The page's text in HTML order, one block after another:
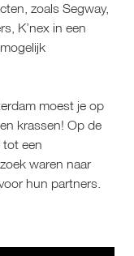
zoals Segway,
K’nex in een
moest je op
krassen! Op de
tot een
waren naar
hun partners.